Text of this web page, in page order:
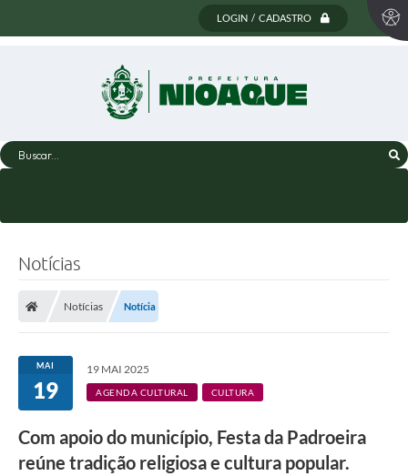
LOGIN / CADASTRO
Buscar...
Notícias
Notícias Notícia
MAI
19
19 MAI 2025
AGENDA CULTURAL CULTURA
Com apoio do município, Festa da Padroeira
reúne tradição religiosa e cultura popular.